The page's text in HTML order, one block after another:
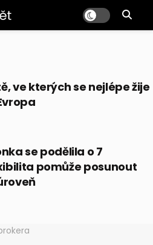
ve kterých se nejlépe žije
se podělila o 7
pomůže posunout